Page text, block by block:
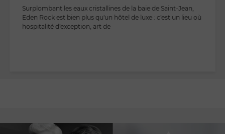
Surplombant les eaux cristallines de la baie de Saint-Jean,
Eden Rock est bien plus qu'un hôtel de luxe : c'est un lieu où
hospitalité d'exception, art de